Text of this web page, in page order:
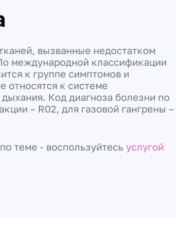
вызванные недостатком
международной классификации
к группе симптомов и
относятся к системе
Код диагноза болезни по
– R02, для газовой гангрены –
теме - воспользуйтесь услугой